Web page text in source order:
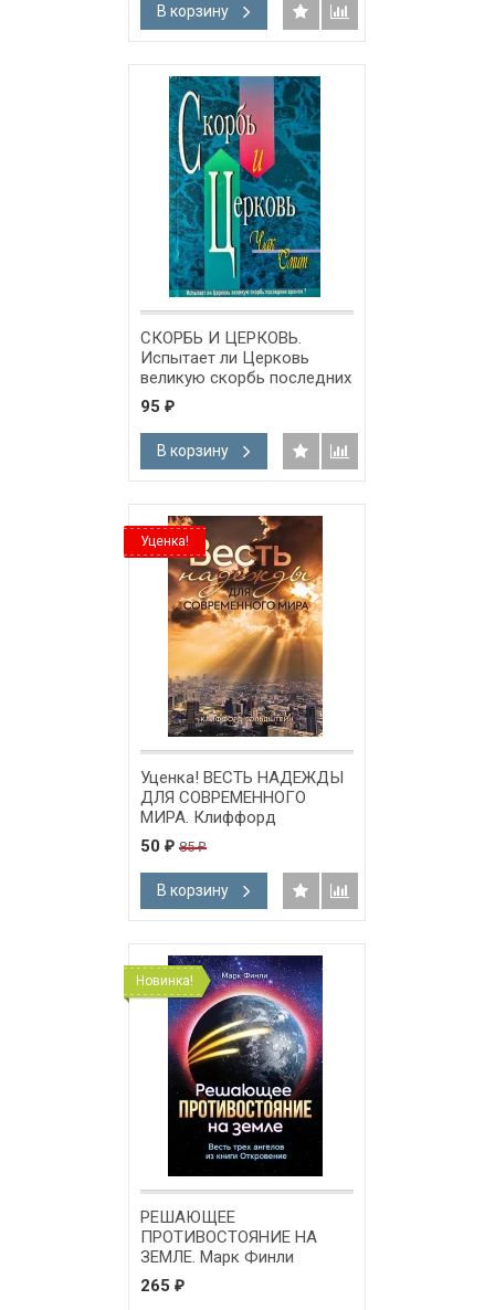
В корзину
СКОРБЬ И ЦЕРКОВЬ.
Испытает ли Церковь
великую скорбь последних
времен? Чак Смит
95 ₽
В корзину
Уценка!
Уценка! ВЕСТЬ НАДЕЖДЫ
ДЛЯ СОВРЕМЕННОГО
МИРА. Клиффорд
Гольдштейн
50 ₽ 85₽
В корзину
Новинка!
РЕШАЮЩЕЕ
ПРОТИВОСТОЯНИЕ НА
ЗЕМЛЕ. Марк Финли
265 ₽